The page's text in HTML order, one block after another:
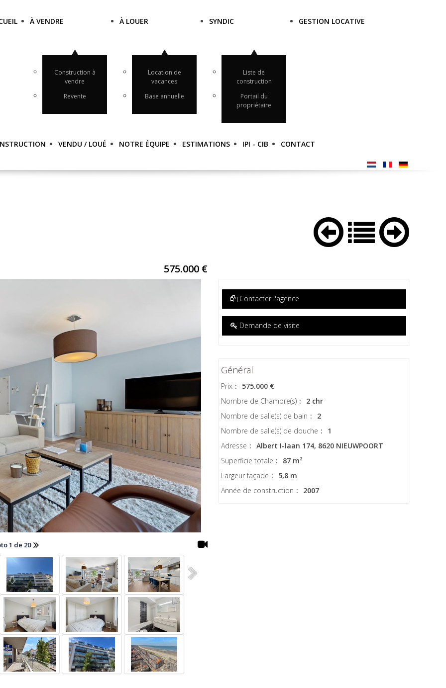
À VENDRE
Construction à
vendre
Revente
À LOUER
Location de
vacances
Base annuelle
SYNDIC
Liste de
construction
Portail du
propriétaire
GESTION LOCATIVE
VENDU / LOUÉ NOTRE ÉQUIPE ESTIMATIONS IPI - CIB CONTACT
575.000 €
1 de 20
Contacter l'agence
Demande de visite
Général
Prix :
575.000 €
Nombre de Chambre(s) :
2 chr
Nombre de salle(s) de bain :
2
Nombre de salle(s) de douche :
1
Adresse : Albert I-laan 174, 8620 NIEUWPOORT
Superficie totale :
87 m²
Largeur façade :
5,8 m
Année de construction : 2007